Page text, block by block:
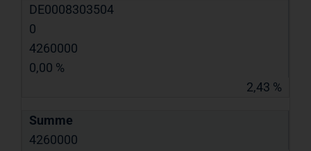
DE0008303504
0
4260000
0,00 %
2,43 %
Summe
4260000